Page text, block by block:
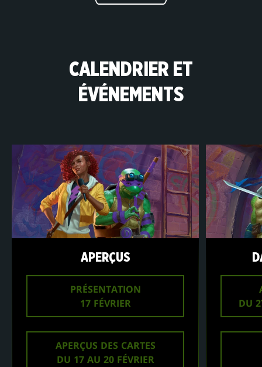
CALENDRIER ET
ÉVÉNEMENTS
APERÇUS
PRÉSENTATION
17 FÉVRIER
APERÇUS DES CARTES
DU 17 AU 20 FÉVRIER
DU